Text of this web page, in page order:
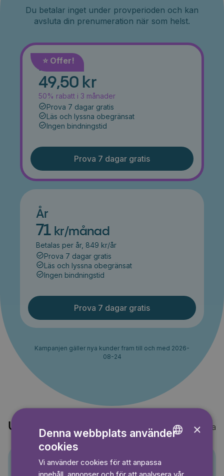
Du betalar inget under provperioden och kan
avsluta din prenumeration när som helst.
⭐️ Offer!
Månad
49,50 kr
50% rabatt i 3 månader
Prova 7 dagar gratis
Läs och lyssna obegränsat
Ingen bindningstid
Prova 7 dagar gratis
År
71 kr/månad
Betalas per år, 849 kr/år
Prova 7 dagar gratis
Läs och lyssna obegränsat
Ingen bindningstid
Prova 7 dagar gratis
Kampanjen gäller nya kunder fram till och med 2026-
08-24
Upptäck också Visa alla
×
Denna webbplats använder
cookies
Vi använder cookies för att anpassa
innehåll, annonser och för att analysera vår